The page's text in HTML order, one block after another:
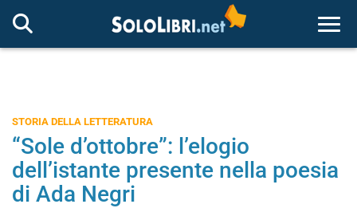
STORIA DELLA LETTERATURA
“Sole d’ottobre”: l’elogio
dell’istante presente nella poesia
di Ada Negri